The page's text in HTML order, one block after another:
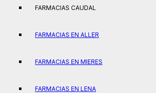
FARMACIAS CAUDAL
FARMACIAS EN ALLER
FARMACIAS EN MIERES
FARMACIAS EN LENA